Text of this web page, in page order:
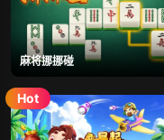
麻将挪挪碰